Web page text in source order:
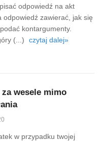
odpowiedź na akt
zawierać, jak się
kontargumenty.
(...)
czytaj dalej»
za wesele mimo
w przypadku twojej